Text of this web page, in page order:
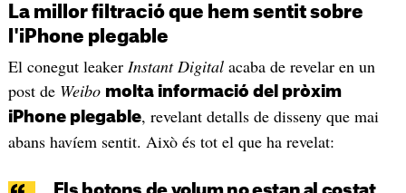
La millor filtració que hem sentit sobre
l'iPhone plegable
El conegut leaker Instant Digitalacaba de revelar en un
post de Weibo molta informació del pròxim
iPhone plegable, revelant detalls de disseny que mai
abans havíem sentit. Això és tot el que ha revelat: